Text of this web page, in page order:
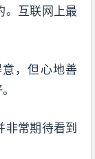
。互联网上最
，但心地善
非常期待看到